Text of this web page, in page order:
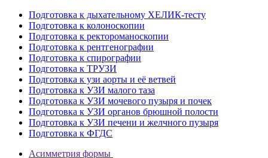
Подготовка к дыхательному ХЕЛИК-тесту
Подготовка к колоноскопии
Подготовка к ректороманоскопии
Подготовка к рентгенографии
Подготовка к спирографии
Подготовка к ТРУЗИ
Подготовка к узи аорты и её ветвей
Подготовка к УЗИ малого таза
Подготовка к УЗИ мочевого пузыря и почек
Подготовка к УЗИ органов брюшной полости
Подготовка к УЗИ печени и желчного пузыря
Подготовка к ФГДС
Асимметрия формы